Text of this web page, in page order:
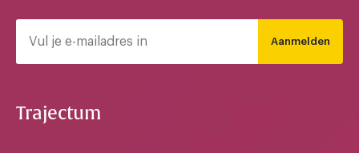
Aanmelden
Trajectum